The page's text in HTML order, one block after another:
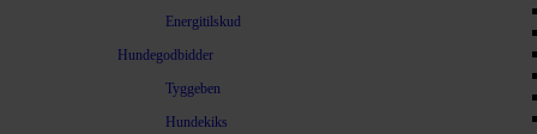
Energitilskud
Hundegodbidder
Tyggeben
Hundekiks